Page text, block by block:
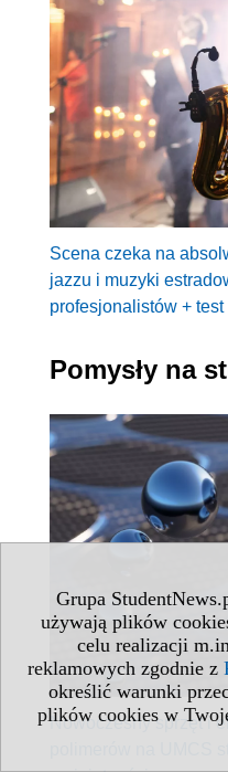
Grupa
używają plików
celu realizacji
reklamowych zgodnie z
określić warunki
plików cookies w
Scena czeka na
jazzu i muzyki
profesjonalistów + test
Pomysły na
Nowoczesny sprzęt i